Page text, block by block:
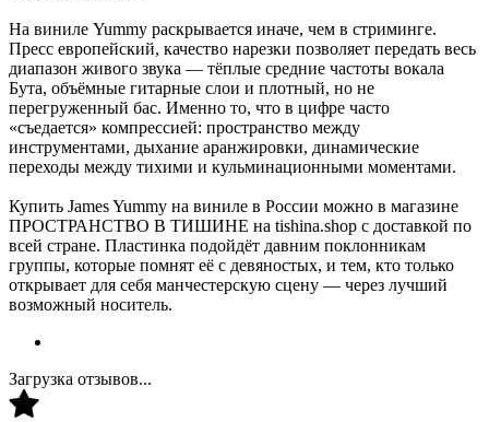
На виниле Yummy раскрывается иначе, чем в стриминге.
Пресс европейский, качество нарезки позволяет передать весь
диапазон живого звука — тёплые средние частоты вокала
Бута, объёмные гитарные слои и плотный, но не
перегруженный бас. Именно то, что в цифре часто
«съедается» компрессией: пространство между
инструментами, дыхание аранжировки, динамические
переходы между тихими и кульминационными моментами.
Купить James Yummy на виниле в России можно в магазине
ПРОСТРАНСТВО В ТИШИНЕ на tishina.shop с доставкой по
всей стране. Пластинка подойдёт давним поклонникам
группы, которые помнят её с девяностых, и тем, кто только
открывает для себя манчестерскую сцену — через лучший
возможный носитель.
Загрузка отзывов...